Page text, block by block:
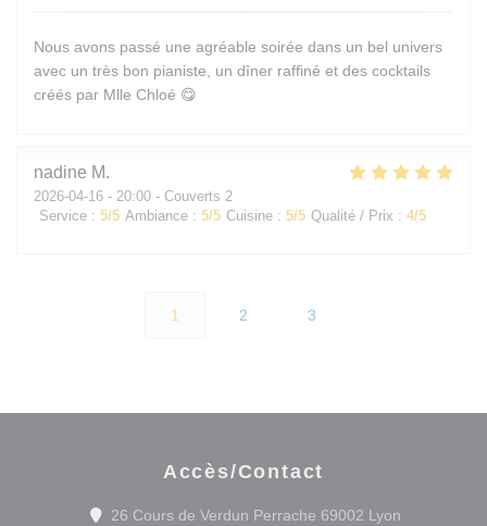
Nous avons passé une agréable soirée dans un bel univers
avec un très bon pianiste, un dîner raffiné et des cocktails
créés par Mlle Chloé 😋
nadine M
2026-04-16 - 20:00 - Couverts 2
Service : 5/5 Ambiance : 5/5 Cuisine : 5/5 Qualité / Prix : 4/5
1 2 3
Accès/Contact
26 Cours de Verdun Perrache 69002 Lyon